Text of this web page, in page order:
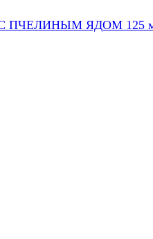
С ПЧЕЛИНЫМ ЯДОМ 125